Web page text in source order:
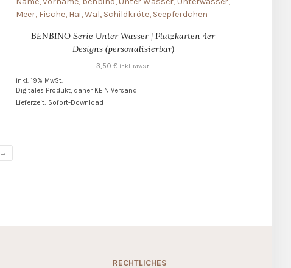
BENBINO Serie Unter Wasser | Platzkarten 4er
Designs (personalisierbar)
3,50 € inkl. MwSt.
inkl. 19% MwSt.
Digitales Produkt, daher KEIN Versand
Lieferzeit: Sofort-Download
→
RECHTLICHES